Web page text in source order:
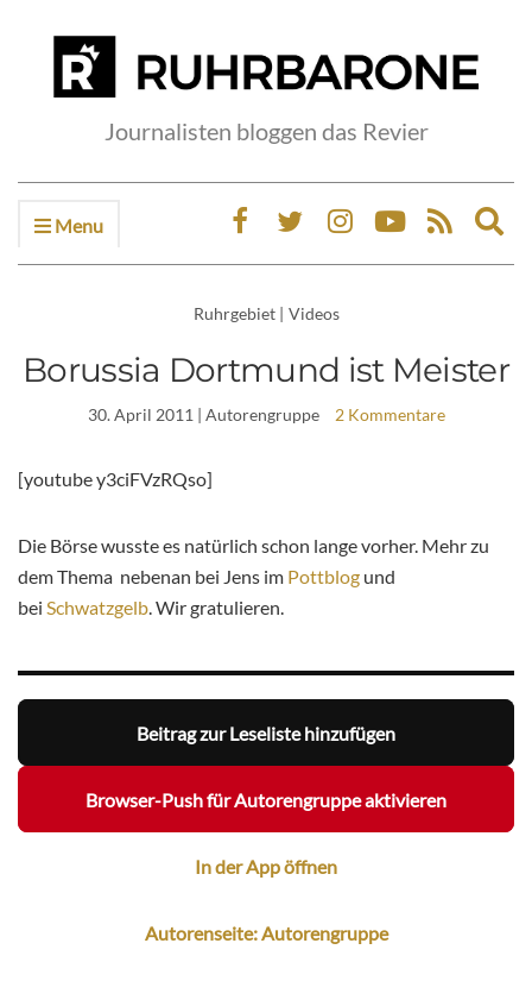
Journalisten bloggen das Revier
Menu
Ruhrgebiet | Videos
Borussia Dortmund ist Meister
30. April 2011 | Autorengruppe 2 Kommentare
[youtube y3ciFVzRQso]
Die Börse wusste es natürlich schon lange vorher. Mehr zu
dem Thema nebenan bei Jens im Pottblog und
bei Schwatzgelb. Wir gratulieren.
Beitrag zur Leseliste hinzufügen
Browser-Push für Autorengruppe aktivieren
In der App öffnen
Autorenseite: Autorengruppe